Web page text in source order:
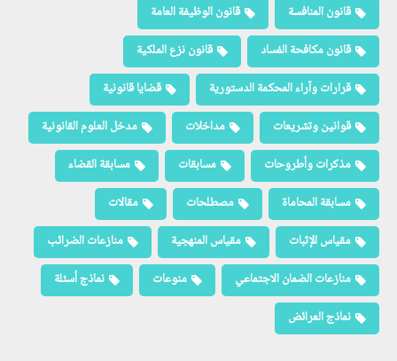
قانون المنافسة
قانون الوظيفة العامة
قانون مكافحة الفساد
قانون نزع الملكية
قرارات وآراء المحكمة الدستورية
قضايا قانونية
قوانين وتشريعات
مداخلات
مدخل العلوم القانونية
مذكرات وأطروحات
مسابقات
مسابقة القضاء
مسابقة المحاماة
مصطلحات
مقالات
مقياس الإثبات
مقياس المنهجية
منازعات الضرائب
منازعات الضمان الاجتماعي
منوعات
نماذج أسئلة
نماذج العرائض